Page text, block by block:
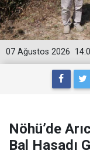
07 Ağustos 2026
Nöhü’de
Bal Hasadı